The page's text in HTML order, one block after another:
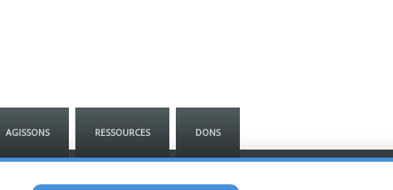
AGISSONS RESSOURCES DONS